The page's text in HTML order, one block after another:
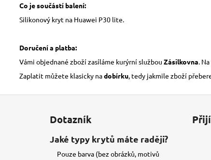
Co je součástí balení:
Silikonový kryt na Huawei P30 lite.
Doručení a platba:
Vámi objednané zboží zasíláme kurýrní službou Zásilkovna .
Zaplatit můžete klasicky nadobírku , tedy jakmile zboží
Dotazník
Jaké typy krytů máte raději?
Pouze barva (bez obrázků, motivů